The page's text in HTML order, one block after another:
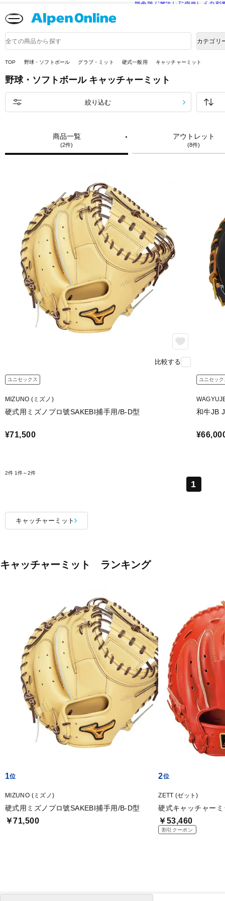
熊本県で発生した地震による影
品
検
カテゴリ
TOP 野球・ソフトボール グラブ・ミット 硬式一般用 キャッチャーミット
野球・ソフトボール キャッチャーミット
商品一覧
(2件)
アウトレット
(8件)
絞り込む
比較する
ユニセックス
MIZUNO (ミズノ)
硬式用ミズノプロ號SAKEBI捕手用/B-D型
¥71,500
ユニセック
和牛JB
2件 1件～2件
1
キャッチャーミット
キャッチャーミット ランキング
1
MIZUNO (ミズノ)
硬式用ミズノプロ號SAKEBI捕手用/B-D型
￥71,500
2
ZETT (ゼット)
硬式キャッチャー
￥53,460
割引クーポン